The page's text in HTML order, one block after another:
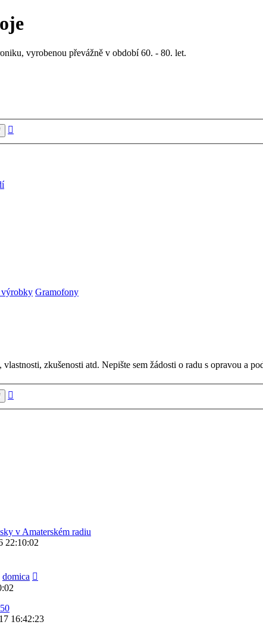
vyrobenou převážně v období 60. - 80. let.
Hledat
Gramofony
zkušenosti atd. Nepište sem žádosti o radu s opravou a
Hledat
v Amaterském radiu
22:10:02
domica
16:42:23